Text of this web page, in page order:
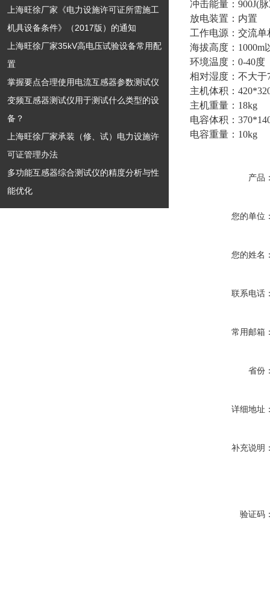
上海旺徐厂家《电力设施许可证所需施工
机具设备条件》（2017版）的通知
上海旺徐厂家35kV高电压试验设备常用配
置
掌握要点合理使用电流互感器参数测试仪
变频互感器测试仪用于测试什么类型的设
备？
上海旺徐厂家承装（修、试）电力设施许
可证管理办法
多功能互感器综合测试仪的精度分析与性
能优化
冲击能量：900J(
放电装置：内置
工作电源：交流单
海拔高度：1000m
环境温度：0-40度
相对湿度：不大于
主机体积：
主机重量：18kg
电容体积：
电容重量：10kg
产品
您的单位
您的姓名
联系电话
常用邮箱
省份
详细地址
补充说明
验证码